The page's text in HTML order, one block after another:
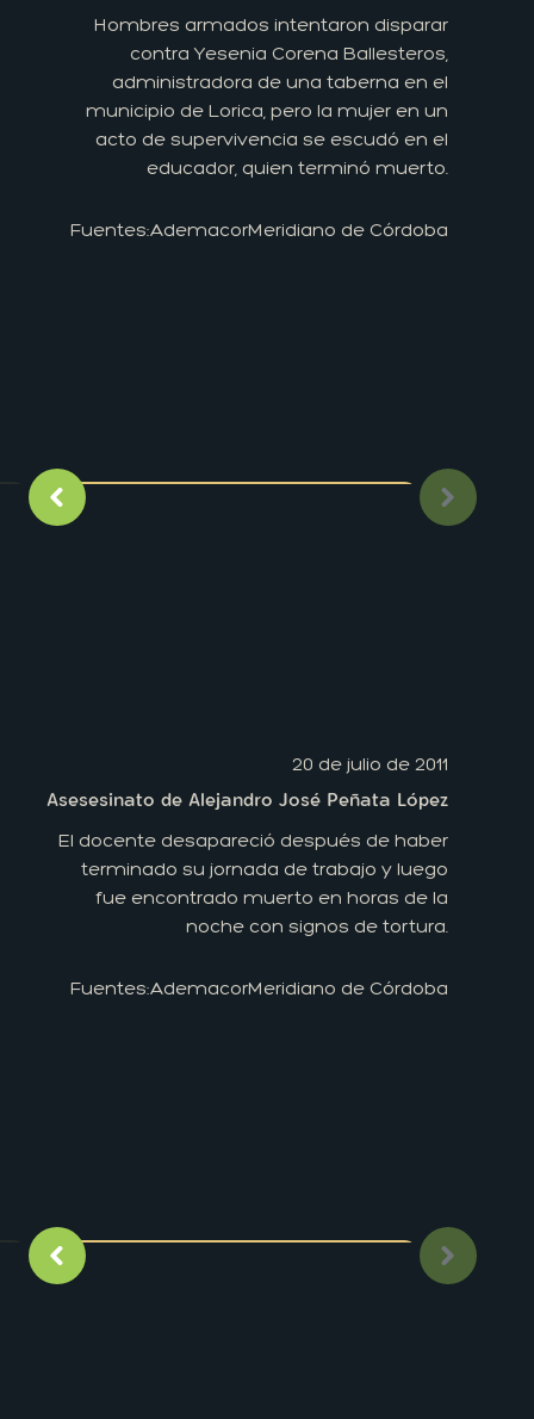
Hombres armados intentaron disparar
contra Yesenia Corena Ballesteros,
administradora de una taberna en el
municipio de Lorica, pero la mujer en un
acto de supervivencia se escudó en el
educador, quien terminó muerto.
Fuentes:AdemacorMeridiano de Córdoba
Imagen anterior
20 de julio de 2011
Asesesinato de Alejandro José Peñata López
El docente desapareció después de haber
terminado su jornada de trabajo y luego
fue encontrado muerto en horas de la
noche con signos de tortura.
Fuentes:AdemacorMeridiano de Córdoba
Imagen anterior